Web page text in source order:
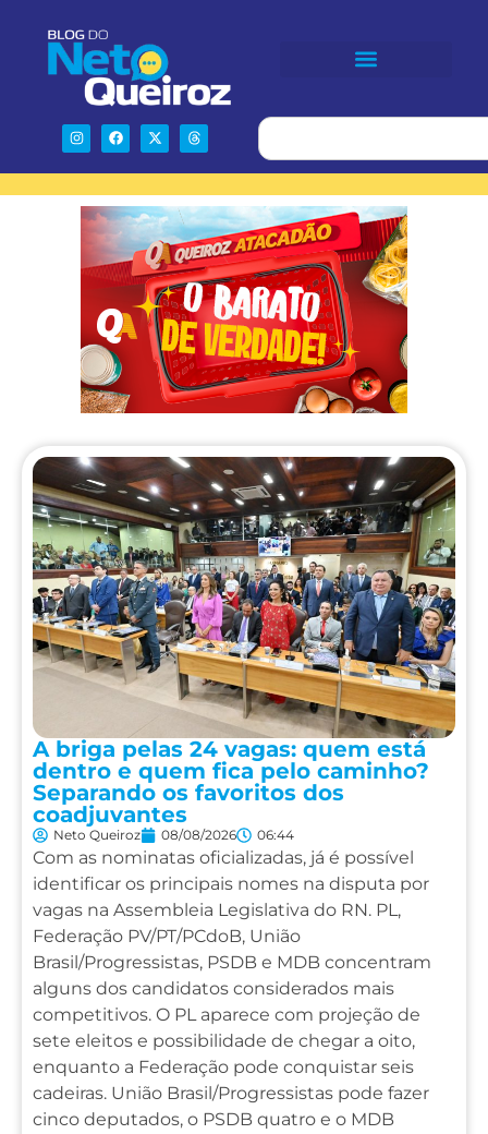
A briga pelas 24 vagas: quem está
dentro e quem fica pelo caminho?
Separando os favoritos dos
coadjuvantes
Neto Queiroz 08/08/2026 06:44
Com as nominatas oficializadas, já é possível
identificar os principais nomes na disputa por
vagas na Assembleia Legislativa do RN. PL,
Federação PV/PT/PCdoB, União
Brasil/Progressistas, PSDB e MDB concentram
alguns dos candidatos considerados mais
competitivos. O PL aparece com projeção de
sete eleitos e possibilidade de chegar a oito,
enquanto a Federação pode conquistar seis
cadeiras. União Brasil/Progressistas pode fazer
cinco deputados, o PSDB quatro e o MDB